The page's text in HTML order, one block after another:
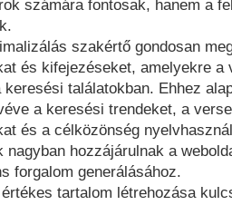
számára fontosak, hanem a
szakértő gondosan
és kifejezéseket, amelyekre a
keresési találatokban. Ehhez
a keresési trendeket, a
és a célközönség
nagyban hozzájárulnak a
forgalom generálásához.
tartalom létrehozása